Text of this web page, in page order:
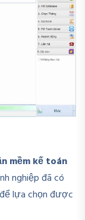
mềm kế toán
nghiệp đã có
lựa chọn được